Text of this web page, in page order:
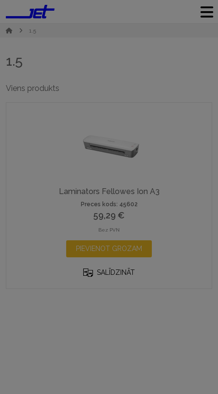
1.5
1.5
Viens produkts
Laminators Fellowes Ion A3
Preces kods: 45602
59,29 €
Bez PVN
PIEVIENOT GROZAM
SALĪDZINĀT